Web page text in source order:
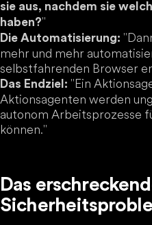
sie aus, nachdem sie
haben?"
Die Automatisierung:
mehr und mehr
selbstfahrenden Browser
Das Endziel: "Ein
Aktionsagenten werden
autonom Arbeitsprozesse
können."
Das